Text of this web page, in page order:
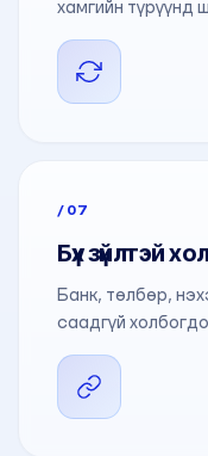
хамгийн түрүүнд
/07
Бүх зүйлтэй
Банк, төлбөр,
саадгүй